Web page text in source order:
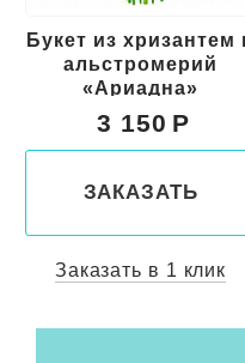
и
Букет гербер
"Цветное
настроение"
4 000
ЗАКАЗАТЬ
Заказать в 1 клик